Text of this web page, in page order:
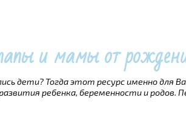
и мамы от
дети? Тогда этот ресурс именно для
ребенка, беременности и родов.